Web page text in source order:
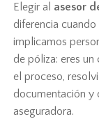
Elegir al asesor
diferencia cuando
implicamos
de póliza: eres
el proceso,
documentación y
aseguradora.